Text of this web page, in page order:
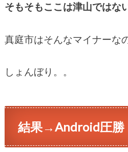
そもそもここは津山ではない
真庭市はそんなマイナーな
しょんぼり。。
結果→Android圧勝